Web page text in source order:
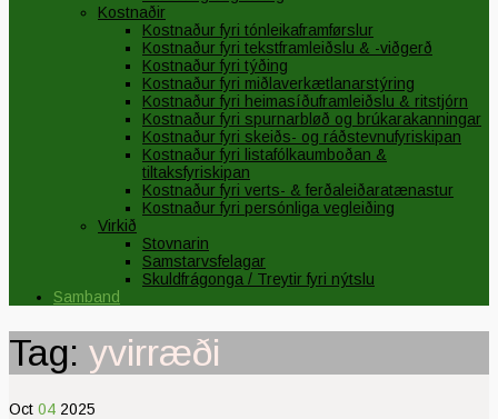
Kostnaðir
Kostnaður fyri tónleikaframførslur
Kostnaður fyri tekstframleiðslu & -viðgerð
Kostnaður fyri týðing
Kostnaður fyri miðlaverkætlanarstýring
Kostnaður fyri heimasíðuframleiðslu & ritstjórn
Kostnaður fyri spurnarbløð og brúkarakanningar
Kostnaður fyri skeiðs- og ráðstevnufyriskipan
Kostnaður fyri listafólkaumboðan &
tiltaksfyriskipan
Kostnaður fyri verts- & ferðaleiðaratænastur
Kostnaður fyri persónliga vegleiðing
Virkið
Stovnarin
Samstarvsfelagar
Skuldfrágonga / Treytir fyri nýtslu
Samband
Tag: yvirræði
Oct 04 2025